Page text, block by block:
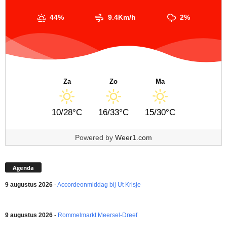
44% 9.4Km/h 2%
Za
10/28°C
Zo
16/33°C
Ma
15/30°C
Powered by Weer1.com
Agenda
9 augustus 2026 -Accordeonmiddag bij Ut Krisje
9 augustus 2026 - Rommelmarkt Meersel-Dreef